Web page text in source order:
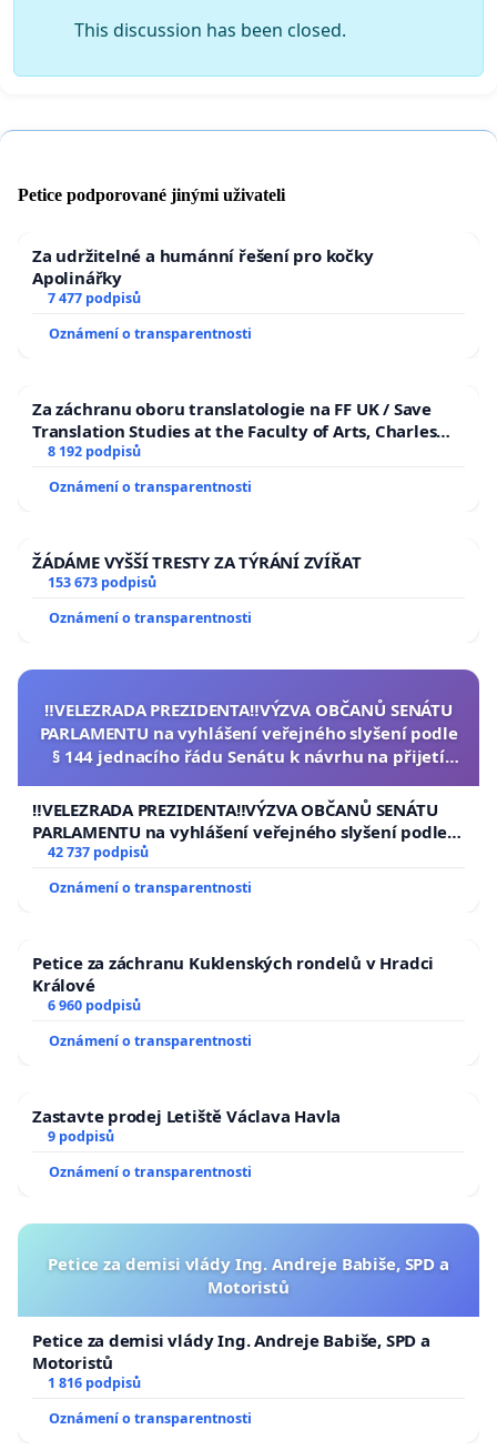
This discussion has been closed.
Petice podporované jinými uživateli
Za udržitelné a humánní řešení pro kočky
Apolinářky
7 477 podpisů
Oznámení o transparentnosti
Za záchranu oboru translatologie na FF UK / Save
Translation Studies at the Faculty of Arts, Charles
University
8 192 podpisů
Oznámení o transparentnosti
ŽÁDÁME VYŠŠÍ TRESTY ZA TÝRÁNÍ ZVÍŘAT
153 673 podpisů
Oznámení o transparentnosti
‼️VELEZRADA PREZIDENTA‼️VÝZVA OBČANŮ SENÁTU
PARLAMENTU na vyhlášení veřejného slyšení podle
§ 144 jednacího řádu Senátu k návrhu na přijetí
republiky
‼️VELEZRADA PREZIDENTA‼️VÝZVA OBČANŮ SENÁTU
PARLAMENTU na vyhlášení veřejného slyšení podle §
144 jednacího řádu Senátu k návrhu na přijetí
republiky
42 737 podpisů
Oznámení o transparentnosti
Petice za záchranu Kuklenských rondelů v Hradci
Králové
6 960 podpisů
Oznámení o transparentnosti
Zastavte prodej Letiště Václava Havla
9 podpisů
Oznámení o transparentnosti
Petice za demisi vlády Ing. Andreje Babiše, SPD a
Motoristů
Petice za demisi vlády Ing. Andreje Babiše, SPD a
Motoristů
1 816 podpisů
Oznámení o transparentnosti